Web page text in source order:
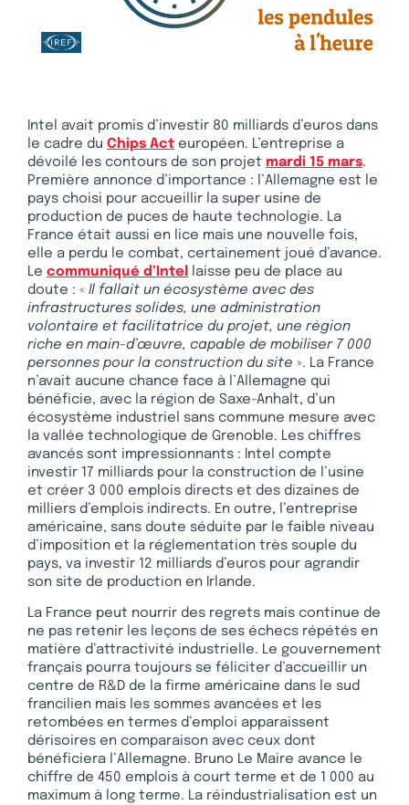
Intel avait promis d’investir 80 milliards d’euros dans
le cadre du Chips Act européen. L’entreprise a
dévoilé les contours de son projet mardi 15 mars.
Première annonce d’importance : l’Allemagne est le
pays choisi pour accueillir la super usine de
production de puces de haute technologie. La
France était aussi en lice mais une nouvelle fois,
elle a perdu le combat, certainement joué d’avance.
Le communiqué d’Intel
laisse peu de place au
doute : « Il fallait un écosystème avec des
infrastructures solides, une administration
volontaire et facilitatrice du projet, une région
riche en main-d’œuvre, capable de mobiliser 7 000
personnes pour la construction du site ». La France
n’avait aucune chance face à l’Allemagne qui
bénéficie, avec la région de Saxe-Anhalt, d’un
écosystème industriel sans commune mesure avec
la vallée technologique de Grenoble. Les chiffres
avancés sont impressionnants : Intel compte
investir 17 milliards pour la construction de l’usine
et créer 3 000 emplois directs et des dizaines de
milliers d’emplois indirects. En outre, l’entreprise
américaine, sans doute séduite par le faible niveau
d’imposition et la réglementation très souple du
pays, va investir 12 milliards d’euros pour agrandir
son site de production en Irlande.
La France peut nourrir des regrets mais continue de
ne pas retenir les leçons de ses échecs répétés en
matière d’attractivité industrielle. Le gouvernement
français pourra toujours se féliciter d’accueillir un
centre de R&D de la firme américaine dans le sud
francilien mais les sommes avancées et les
retombées en termes d’emploi apparaissent
dérisoires en comparaison avec ceux dont
bénéficiera l’Allemagne. Bruno Le Maire avance le
chiffre de 450 emplois à court terme et de 1 000 au
maximum à long terme. La réindustrialisation est un